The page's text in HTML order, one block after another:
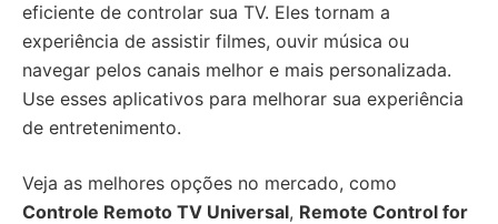
eficiente de controlar sua TV. Eles tornam a
experiência de assistir filmes, ouvir música ou
navegar pelos canais melhor e mais personalizada.
Use esses aplicativos para melhorar sua experiência
de entretenimento.
Veja as melhores opções no mercado, como
Controle Remoto TV Universal, Remote Control for